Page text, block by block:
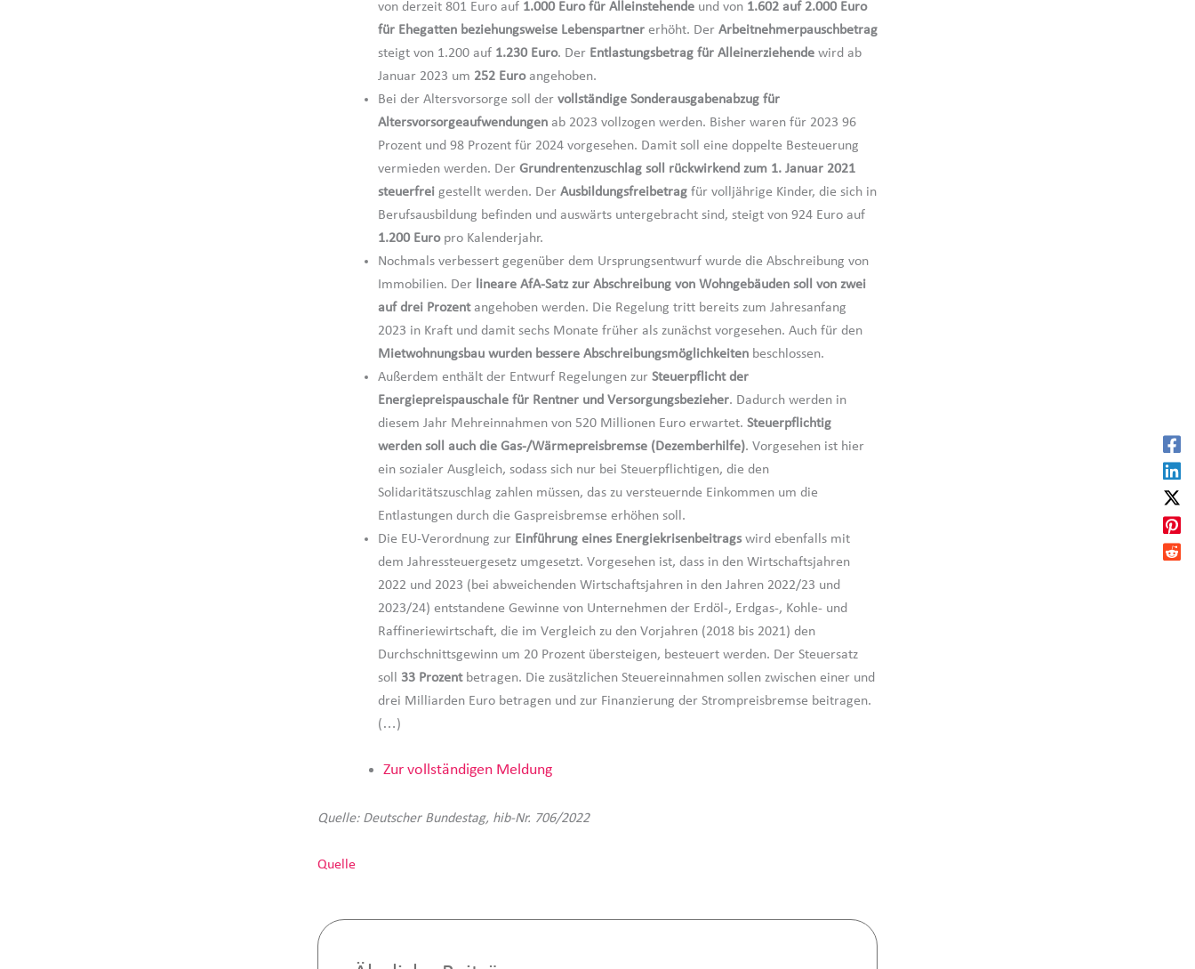
von derzeit 801 Euro auf 1.000 Euro für Alleinstehende und von 1.602 auf 2.000 Euro
für Ehegatten beziehungsweise Lebenspartner erhöht. Der Arbeitnehmerpauschbetrag
steigt von 1.200 auf 1.230 Euro. Der Entlastungsbetrag für Alleinerziehende wird ab
Januar 2023 um 252 Euroangehoben.
Bei der Altersvorsorge soll der vollständige Sonderausgabenabzug für
Altersvorsorgeaufwendungen ab 2023 vollzogen werden. Bisher waren für 2023 96
Prozent und 98 Prozent für 2024 vorgesehen. Damit soll eine doppelte Besteuerung
vermieden werden. Der Grundrentenzuschlag soll rückwirkend zum 1. Januar 2021
steuerfrei gestellt werden. Der Ausbildungsfreibetrag für volljährige Kinder, die sich in
Berufsausbildung befinden und auswärts untergebracht sind, steigt von 924 Euro auf
1.200 Europro Kalenderjahr.
Nochmals verbessert gegenüber dem Ursprungsentwurf wurde die Abschreibung von
Immobilien. Der lineare AfA-Satz zur Abschreibung von Wohngebäuden soll von zwei
auf drei Prozentangehoben werden. Die Regelung tritt bereits zum Jahresanfang
2023 in Kraft und damit sechs Monate früher als zunächst vorgesehen. Auch für den
Mietwohnungsbau wurden bessere Abschreibungsmöglichkeiten beschlossen.
Außerdem enthält der Entwurf Regelungen zur Steuerpflicht der
Energiepreispauschale für Rentner und Versorgungsbezieher. Dadurch werden in
diesem Jahr Mehreinnahmen von 520 Millionen Euro erwartet. Steuerpflichtig
werden soll auch die Gas-/Wärmepreisbremse (Dezemberhilfe). Vorgesehen ist hier
ein sozialer Ausgleich, sodass sich nur bei Steuerpflichtigen, die den
Solidaritätszuschlag zahlen müssen, das zu versteuernde Einkommen um die
Entlastungen durch die Gaspreisbremse erhöhen soll.
Die EU-Verordnung zur Einführung eines Energiekrisenbeitragswird ebenfalls mit
dem Jahressteuergesetz umgesetzt. Vorgesehen ist, dass in den Wirtschaftsjahren
2022 und 2023 (bei abweichenden Wirtschaftsjahren in den Jahren 2022/23 und
2023/24) entstandene Gewinne von Unternehmen der Erdöl-, Erdgas-, Kohle- und
Raffineriewirtschaft, die im Vergleich zu den Vorjahren (2018 bis 2021) den
Durchschnittsgewinn um 20 Prozent übersteigen, besteuert werden. Der Steuersatz
soll 33 Prozentbetragen. Die zusätzlichen Steuereinnahmen sollen zwischen einer und
drei Milliarden Euro betragen und zur Finanzierung der Strompreisbremse beitragen.
(…)
Zur vollständigen Meldung
Quelle: Deutscher Bundestag, hib-Nr. 706/2022
Quelle